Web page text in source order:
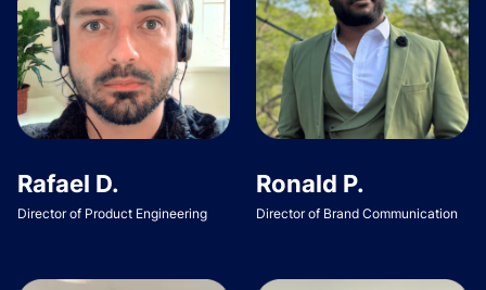
Rafael D.
Director of Product Engineering
Ronald P.
Director of Brand Communication